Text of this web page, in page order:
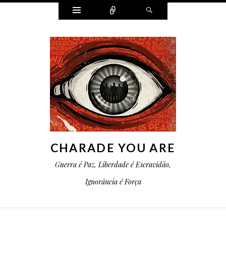
Widgets Conectar
CHARADE YOU ARE
Guerra é Paz, Liberdade é Escravidão,
Ignorância é Força